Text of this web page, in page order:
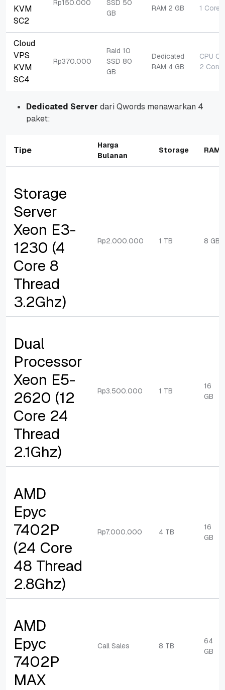
KVM
SC2
Rp150.000
SSD 50
GB
RAM 2 GB
1 Core
Cloud
VPS
KVM
SC4
Rp370.000
Raid 10
SSD 80
GB
Dedicated
RAM 4 GB
CPU
2 Core
Dedicated Server dari Qwords menawarkan 4
paket:
Tipe
Harga
Bulanan
Storage RAM
Storage
Server
Xeon E3-
1230 (4
Core 8
Thread
3.2Ghz)
Rp2.000.000 1 TB 8 GB
Dual
Processor
Xeon E5-
2620 (12
Core 24
Thread
2.1Ghz)
Rp3.500.000 1 TB
16
GB
AMD
Epyc
7402P
(24 Core
48 Thread
2.8Ghz)
Rp7.000.000 4 TB
16
GB
AMD
Epyc
7402P
MAX
Call Sales 8 TB
64
GB